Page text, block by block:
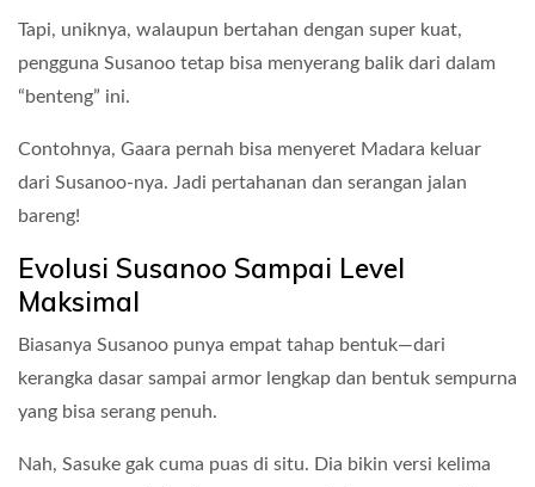
Tapi, uniknya, walaupun bertahan dengan super kuat,
pengguna Susanoo tetap bisa menyerang balik dari dalam
“benteng” ini.
Contohnya, Gaara pernah bisa menyeret Madara keluar
dari Susanoo-nya. Jadi pertahanan dan serangan jalan
bareng!
Evolusi Susanoo Sampai Level
Maksimal
Biasanya Susanoo punya empat tahap bentuk—dari
kerangka dasar sampai armor lengkap dan bentuk sempurna
yang bisa serang penuh.
Nah, Sasuke gak cuma puas di situ. Dia bikin versi kelima